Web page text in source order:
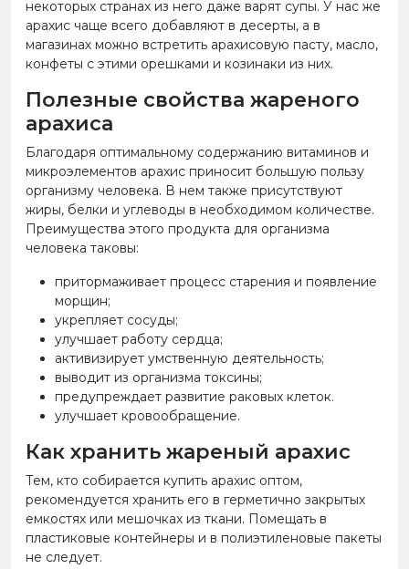
некоторых странах из него даже варят супы. У нас же
арахис чаще всего добавляют в десерты, а в
магазинах можно встретить арахисовую пасту, масло,
конфеты с этими орешками и козинаки из них.
Полезные свойства жареного
арахиса
Благодаря оптимальному содержанию витаминов и
микроэлементов арахис приносит большую пользу
организму человека. В нем также присутствуют
жиры, белки и углеводы в необходимом количестве.
Преимущества этого продукта для организма
человека таковы:
притормаживает процесс старения и появление
морщин;
укрепляет сосуды;
улучшает работу сердца;
активизирует умственную деятельность;
выводит из организма токсины;
предупреждает развитие раковых клеток.
улучшает кровообращение.
Как хранить жареный арахис
Тем, кто собирается купить арахис оптом,
рекомендуется хранить его в герметично закрытых
емкостях или мешочках из ткани. Помещать в
пластиковые контейнеры и в полиэтиленовые пакеты
не следует.